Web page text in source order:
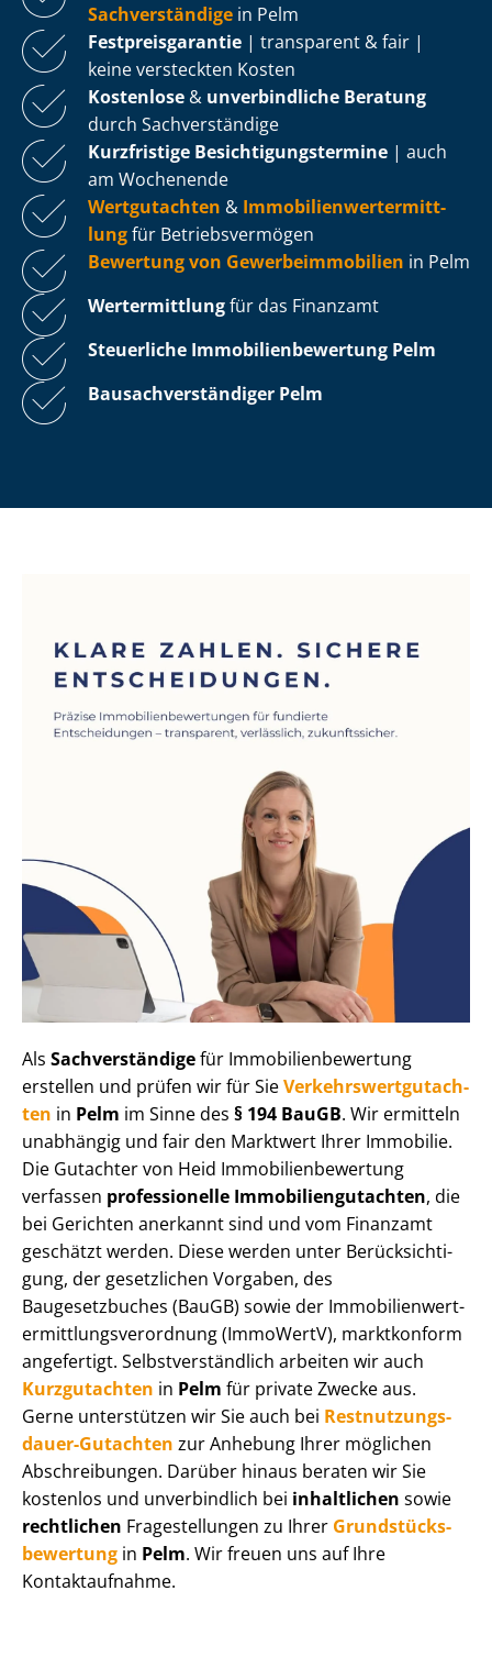
Sachverständige in Pelm
Fest­preis­ga­ran­tie | transparent & fair |
keine versteckten Kosten
Kostenlose & unverbindliche Beratung
durch Sachverständige
Kurzfristige Be­sich­ti­gungs­ter­mi­ne | auch
am Wochenende
Wertgutachten & Im­mo­bi­li­en­wert­ermitt­
lungfür Be­triebs­ver­mö­gen
Bewertung von Ge­wer­be­im­mo­bi­li­en in Pelm
Wertermittlungfür das Finanzamt
Steuerliche Im­mo­bi­li­en­be­wer­tung Pelm
Bau­sach­ver­stän­di­ger Pelm
Als Sachverständigefür Im­mo­bi­li­en­be­wer­tung
erstellen und prüfen wir für SieVer­kehrs­wert­gut­ach­
ten in Pelm im Sinne des § 194 BauGB. Wir ermitteln
unabhängig und fair den Marktwert Ihrer Immobilie.
Die Gutachter von Heid Im­mo­bi­li­en­be­wer­tung
verfassen professionelle Im­mo­bi­li­en­gut­ach­ten, die
bei Gerichten anerkannt sind und vom Finanzamt
geschätzt werden. Diese werden unter Be­rück­sich­ti­
gung, der gesetzlichen Vorgaben, des
Baugesetzbuches (BauGB) sowie der Im­mo­bi­li­en­wert­
ermitt­lungs­ver­ord­nung (ImmoWertV), marktkonform
angefertigt. Selbst­ver­ständ­lich arbeiten wir auch
Kurzgutachten in Pelm für private Zwecke aus.
Gerne unterstützen wir Sie auch bei Rest­nut­zungs­
dau­er-Gutachten zur Anhebung Ihrer möglichen
Abschreibungen. Darüber hinaus beraten wir Sie
kostenlos und unverbindlich bei inhaltlichen sowie
rechtlichen Fragestellungen zu Ihrer Grund­stücks­
be­wer­tung in Pelm. Wir freuen uns auf Ihre
Kontaktaufnahme.